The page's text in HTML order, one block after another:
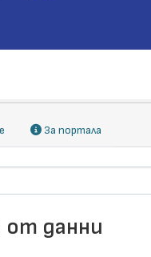
За портала
от данни